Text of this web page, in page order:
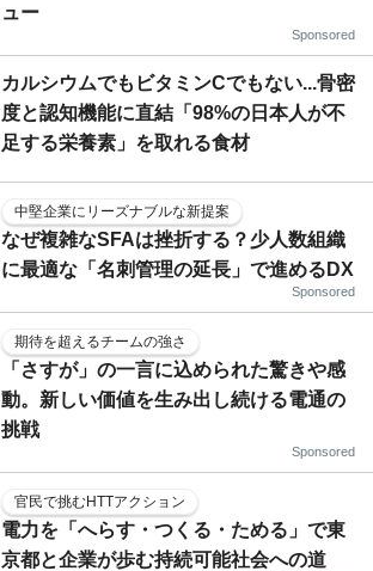
ュー
Sponsored
カルシウムでもビタミンCでもない...骨密
度と認知機能に直結「98%の日本人が不
足する栄養素」を取れる食材
中堅企業にリーズナブルな新提案
なぜ複雑なSFAは挫折する？少人数組織
に最適な「名刺管理の延長」で進めるDX
Sponsored
期待を超えるチームの強さ
「さすが」の一言に込められた驚きや感
動。新しい価値を生み出し続ける電通の
挑戦
Sponsored
官民で挑むHTTアクション
電力を「へらす・つくる・ためる」で東
京都と企業が歩む持続可能社会への道